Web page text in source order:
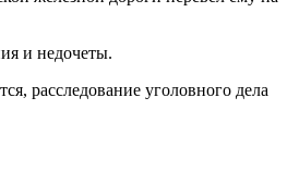
и недочеты.
расследование уголовного дела